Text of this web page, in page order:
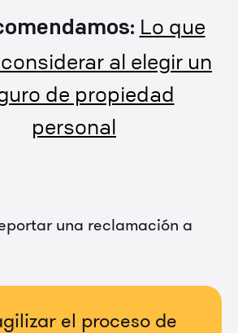
Lo que
al elegir un
de propiedad
personal
una reclamación a
el proceso de